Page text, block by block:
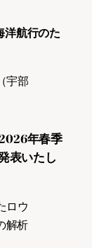
洋航行のた
宇部
年春季
表いたし
ロウ
解析